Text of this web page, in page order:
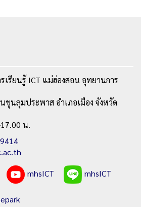
รียนรู้ ICT แม่ฮ่องสอน อุทยานการ
นลุมประพาส อำเภอเมือง จังหวัด
น.
mhsICT mhsICT